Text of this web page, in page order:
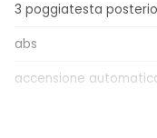
3 poggiatesta
abs
accensione